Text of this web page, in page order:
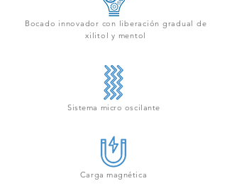
Bocado innovador con liberación gradual de
xilitol y mentol
Sistema micro oscilante
Carga magnética